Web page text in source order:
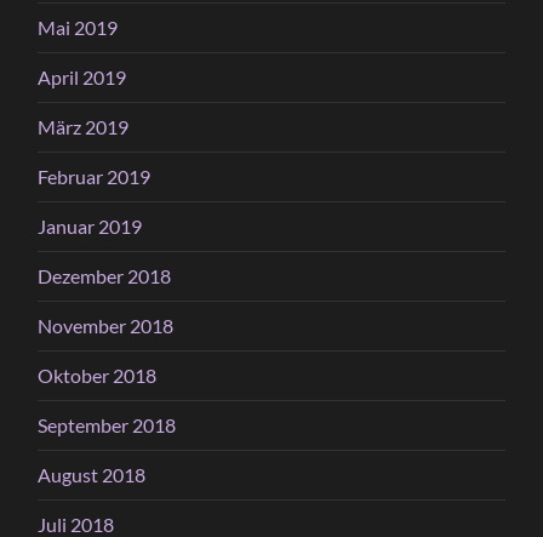
Mai 2019
April 2019
März 2019
Februar 2019
Januar 2019
Dezember 2018
November 2018
Oktober 2018
September 2018
August 2018
Juli 2018